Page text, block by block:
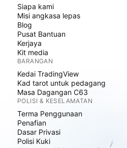
Siapa kami
Misi angkasa lepas
Blog
Pusat Bantuan
Kerjaya
Kit media
BARANGAN
Kedai TradingView
Kad tarot untuk pedagang
Masa Dagangan C63
POLISI & KESELAMATAN
Terma Penggunaan
Penafian
Dasar Privasi
Polisi Kuki